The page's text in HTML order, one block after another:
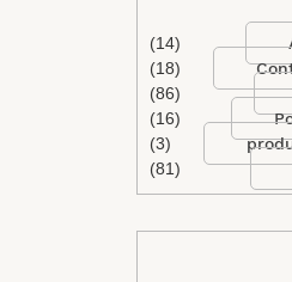
(14)
(18)
(86)
(16)
(3)
(81)